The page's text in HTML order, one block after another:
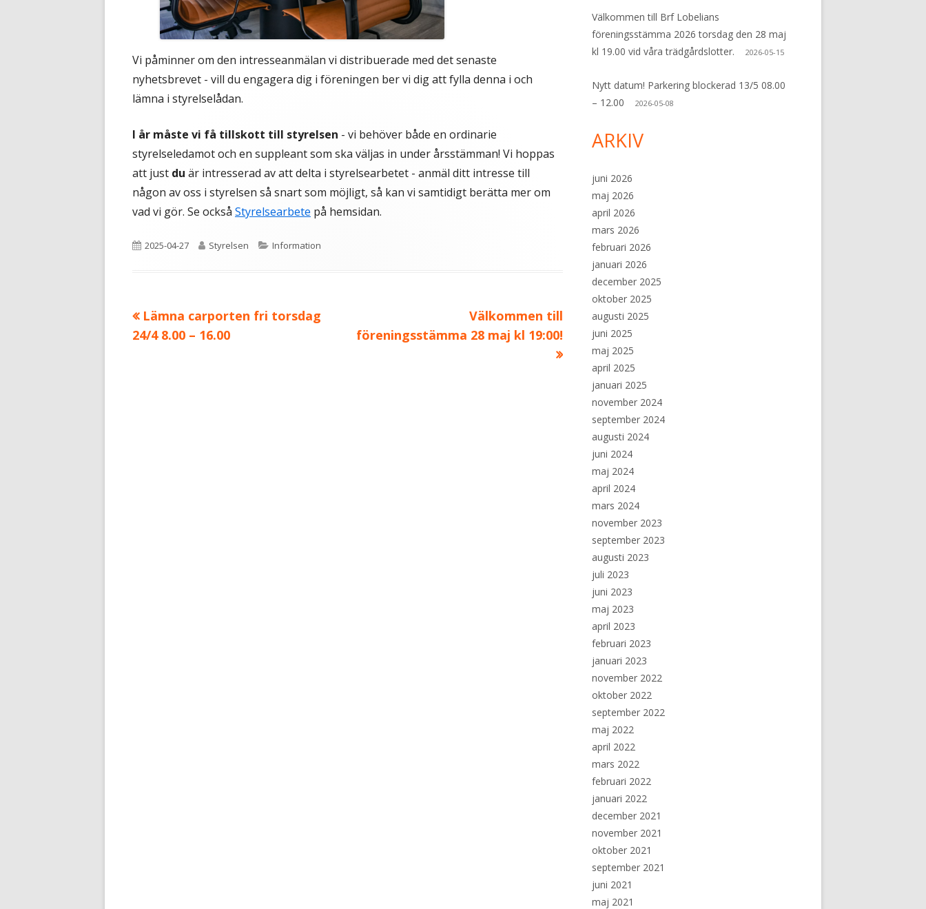
Vi påminner om den intresseanmälan vi distribuerade med det senaste
nyhetsbrevet - vill du engagera dig i föreningen ber vi dig att fylla denna i och
lämna i styrelselådan.
I år måste vi få tillskott till styrelsen - vi behöver både en ordinarie
styrelseledamot och en suppleant som ska väljas in under årsstämman! Vi hoppas
att just du är intresserad av att delta i styrelsearbetet - anmäl ditt intresse till
någon av oss i styrelsen så snart som möjligt, så kan vi samtidigt berätta mer om
vad vi gör. Se också Styrelsearbete på hemsidan.
Publicerat
2025-04-27 Författare
Styrelsen Kategorier
Information
Inläggsnavigering
Föregående
artikel:
Lämna carporten fri torsdag
24/4 8.00 – 16.00
Nästa
artikel:
Välkommen till
föreningsstämma 28 maj kl 19:00!
Välkommen till Brf Lobelians
föreningsstämma 2026 torsdag den 28 maj
kl 19.00 vid våra trädgårdslotter.
2026-05-15
Nytt datum! Parkering blockerad 13/5 08.00
– 12.00
2026-05-08
ARKIV
juni 2026
maj 2026
april 2026
mars 2026
februari 2026
januari 2026
december 2025
oktober 2025
augusti 2025
juni 2025
maj 2025
april 2025
januari 2025
november 2024
september 2024
augusti 2024
juni 2024
maj 2024
april 2024
mars 2024
november 2023
september 2023
augusti 2023
juli 2023
juni 2023
maj 2023
april 2023
februari 2023
januari 2023
november 2022
oktober 2022
september 2022
maj 2022
april 2022
mars 2022
februari 2022
januari 2022
december 2021
november 2021
oktober 2021
september 2021
juni 2021
maj 2021